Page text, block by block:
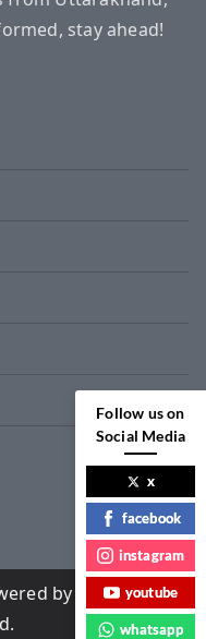
stay ahead!
by Surbhi
Follow us on
Social Media
x
facebook
instagram
youtube
whatsapp